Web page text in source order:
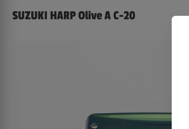
SUZUKI HARP Olive A C-20